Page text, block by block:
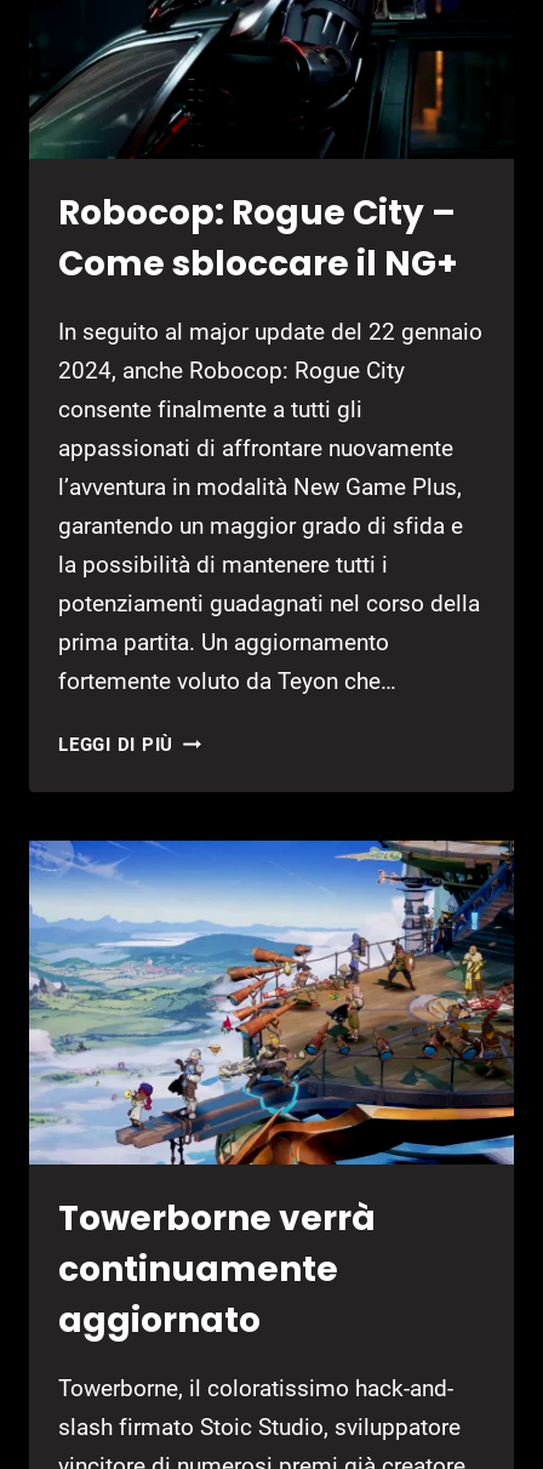
Robocop: Rogue City –
Come sbloccare il NG+
In seguito al major update del 22 gennaio
2024, anche Robocop: Rogue City
consente finalmente a tutti gli
appassionati di affrontare nuovamente
l’avventura in modalità New Game Plus,
garantendo un maggior grado di sfida e
la possibilità di mantenere tutti i
potenziamenti guadagnati nel corso della
prima partita. Un aggiornamento
fortemente voluto da Teyon che…
LEGGI DI PIÙ ROBOCOP:
CITY
COME
SBLOCCARE
IL
NG+
Towerborne verrà
continuamente
aggiornato
Towerborne, il coloratissimo hack-and-
slash firmato Stoic Studio, sviluppatore